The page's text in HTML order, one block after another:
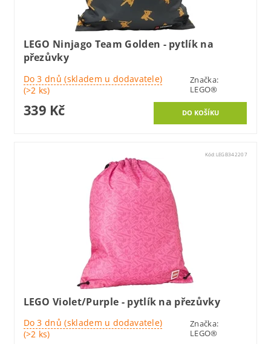
LEGO Ninjago Team Golden - pytlík na
přezůvky
Do 3 dnů (skladem u dodavatele)
(>2 ks)
Značka:
LEGO®
339 Kč
Kód: LEGB342207
LEGO Violet/Purple - pytlík na přezůvky
Do 3 dnů (skladem u dodavatele)
(>2 ks)
Značka:
LEGO®